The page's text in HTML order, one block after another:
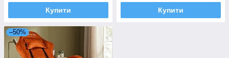
Купити Купити
–50%